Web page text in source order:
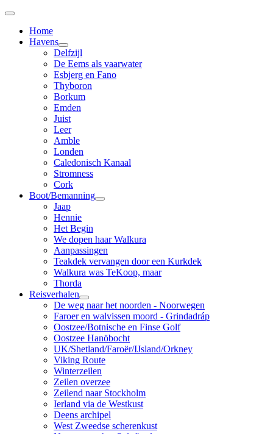
Home
Havens
Delfzijl
De Eems als vaarwater
Esbjerg en Fano
Thyboron
Borkum
Emden
Juist
Leer
Amble
Londen
Caledonisch Kanaal
Stromness
Cork
Boot/Bemanning
Jaap
Hennie
Het Begin
We dopen haar Walkura
Aanpassingen
Teakdek vervangen door een Kurkdek
Walkura was TeKoop, maar
Thorda
Reisverhalen
De weg naar het noorden - Noorwegen
Faroer en walvissen moord - Grindadráp
Oostzee/Botnische en Finse Golf
Oostzee Hanöbocht
UK/Shetland/Faroër/IJsland/Orkney
Viking Route
Winterzeilen
Zeilen overzee
Zeilend naar Stockholm
Ierland via de Westkust
Deens archipel
West Zweedse scherenkust